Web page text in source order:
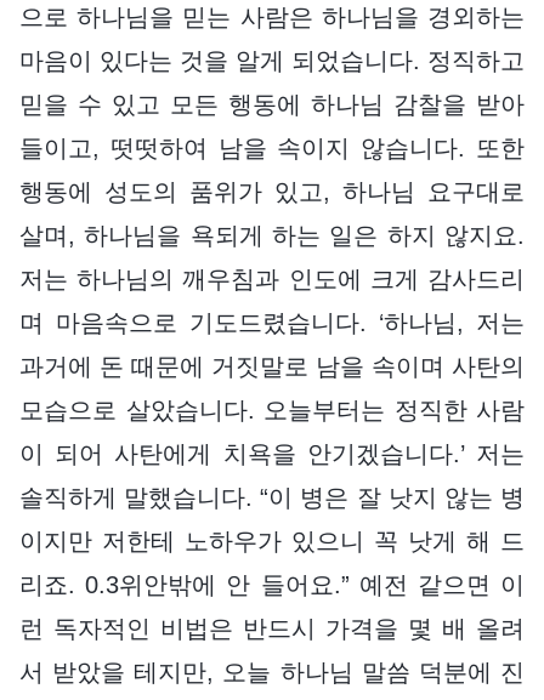
으로 하나님을 믿는 사람은 하나님을 경외하는
마음이 있다는 것을 알게 되었습니다. 정직하고
믿을 수 있고 모든 행동에 하나님 감찰을 받아
들이고, 떳떳하여 남을 속이지 않습니다. 또한
행동에 성도의 품위가 있고, 하나님 요구대로
살며, 하나님을 욕되게 하는 일은 하지 않지요.
저는 하나님의 깨우침과 인도에 크게 감사드리
며 마음속으로 기도드렸습니다. ‘하나님, 저는
과거에 돈 때문에 거짓말로 남을 속이며 사탄의
모습으로 살았습니다. 오늘부터는 정직한 사람
이 되어 사탄에게 치욕을 안기겠습니다.’ 저는
솔직하게 말했습니다. “이 병은 잘 낫지 않는 병
이지만 저한테 노하우가 있으니 꼭 낫게 해 드
리죠. 0.3위안밖에 안 들어요.” 예전 같으면 이
런 독자적인 비법은 반드시 가격을 몇 배 올려
서 받았을 테지만, 오늘 하나님 말씀 덕분에 진